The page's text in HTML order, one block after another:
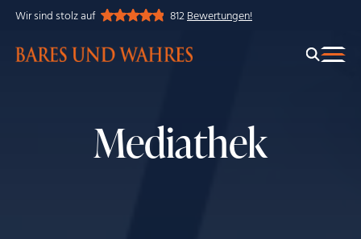
Wir sind stolz auf 812Bewertungen!
Mediathek